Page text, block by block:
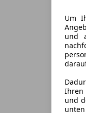
Um
und
Ihren
und